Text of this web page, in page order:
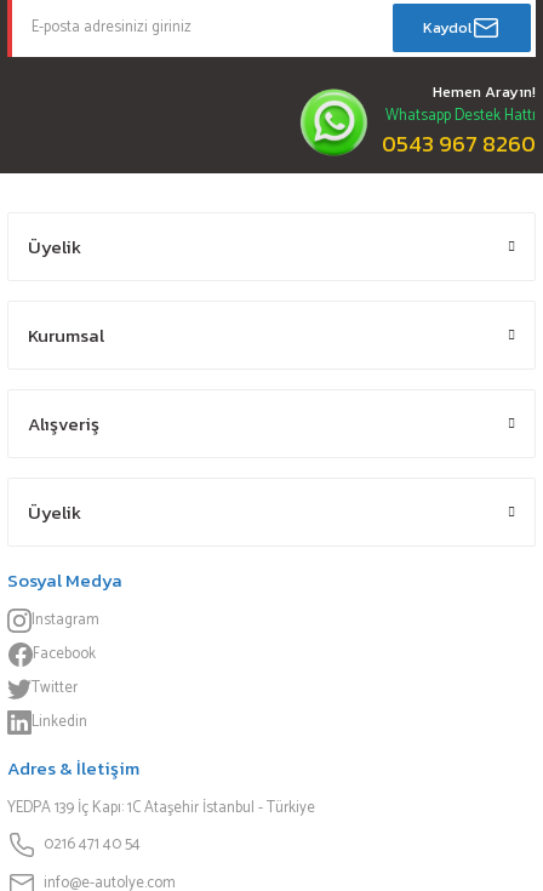
Kaydol
Hemen Arayın!
Whatsapp Destek Hattı
0543 967 8260
Üyelik
Kurumsal
Alışveriş
Üyelik
Sosyal Medya
Instagram
Facebook
Twitter
Linkedin
Adres & İletişim
YEDPA 139 İç Kapı: 1C Ataşehir İstanbul - Türkiye
0216 471 40 54
info@e-autolye.com